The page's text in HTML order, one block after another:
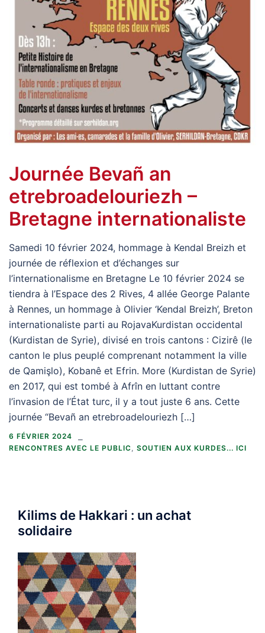
Journée Bevañ an
etrebroadelouriezh –
Bretagne internationaliste
Samedi 10 février 2024, hommage à Kendal Breizh et
journée de réflexion et d’échanges sur
l’internationalisme en Bretagne Le 10 février 2024 se
tiendra à l’Espace des 2 Rives, 4 allée George Palante
à Rennes, un hommage à Olivier ‘Kendal Breizh’, Breton
internationaliste parti au RojavaKurdistan occidental
(Kurdistan de Syrie), divisé en trois cantons : Cizirê (le
canton le plus peuplé comprenant notamment la ville
de Qamişlo), Kobanê et Efrin. More (Kurdistan de Syrie)
en 2017, qui est tombé à Afrîn en luttant contre
l’invasion de l’État turc, il y a tout juste 6 ans. Cette
journée “Bevañ an etrebroadelouriezh […]
6 FÉVRIER 2024
RENCONTRES AVEC LE PUBLIC, SOUTIEN AUX KURDES... ICI
Kilims de Hakkari : un achat
solidaire